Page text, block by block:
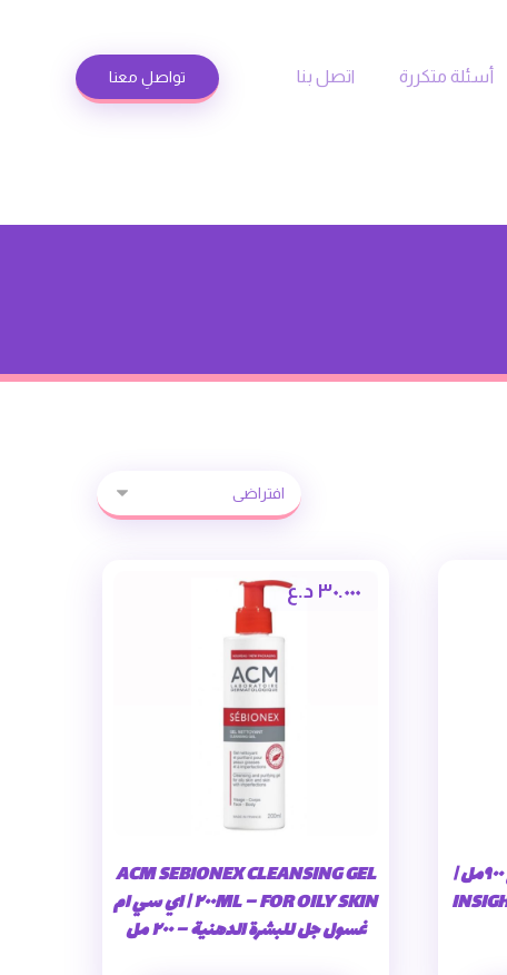
تواصلِ معنا أسئلة متكررة اتصل بنا
شامبو إنسايت للشعر المصبوغ ٩٠٠مل |
ACM SEBIONEX CLEANSING GEL
FOR OILY SKIN – ٢٠٠ML | اي سي ام
غسول جل للبشرة الدهنية – ٢٠٠ مل
٣٠.٠٠٠ د.ع